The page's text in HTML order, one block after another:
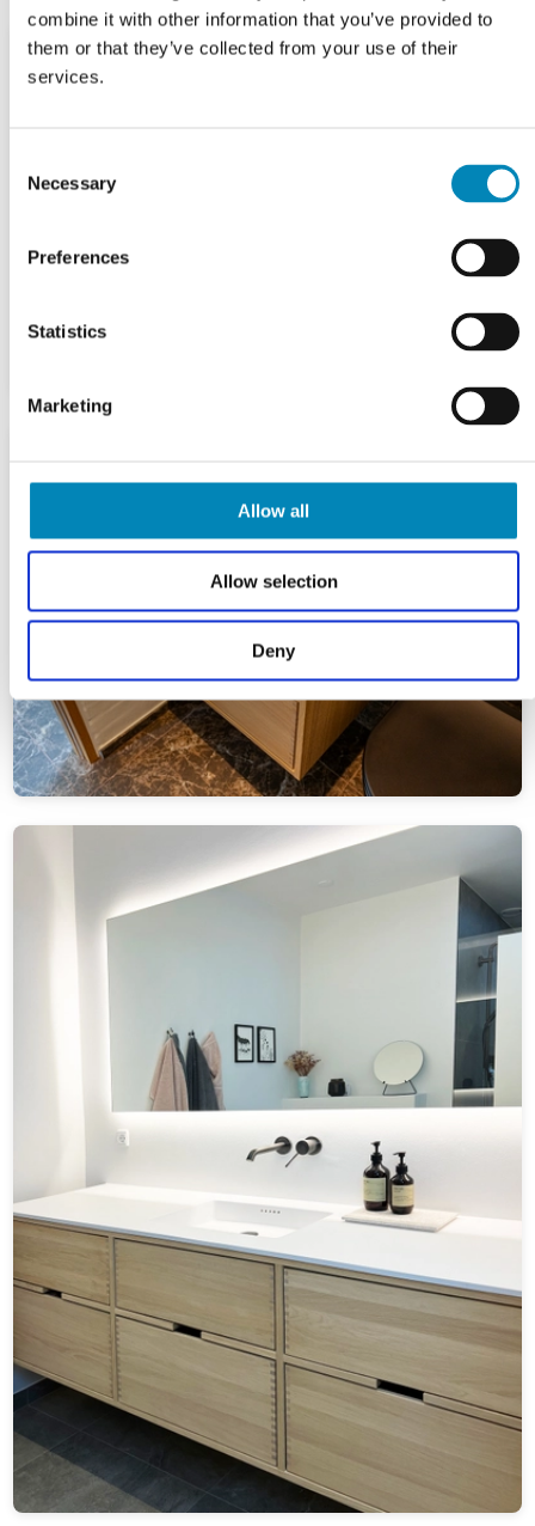
combine it with other information that you’ve provided to
them or that they’ve collected from your use of their
services.
Selection
Necessary
Preferences
Statistics
Marketing
Allow all
Allow selection
Deny